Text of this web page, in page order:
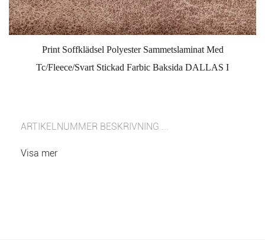
Print Soffklädsel Polyester Sammetslaminat Med
Tc/Fleece/Svart Stickad Farbic Baksida DALLAS I
ARTIKELNUMMER BESKRIVNING ...
Visa mer